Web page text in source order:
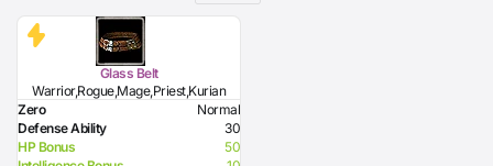
Glass Belt
Warrior,Rogue,Mage,Priest,Kurian
Zero
Normal
Defense Ability
30
HP Bonus
50